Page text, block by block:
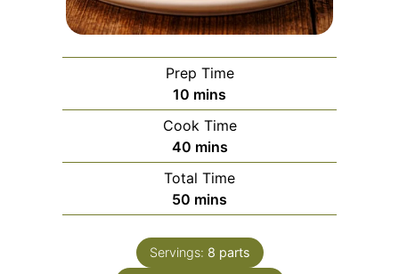
Prep Time
10 minutes
mins
Cook Time
40minutes
mins
Total Time
50 minutes
mins
Servings: 8 parts